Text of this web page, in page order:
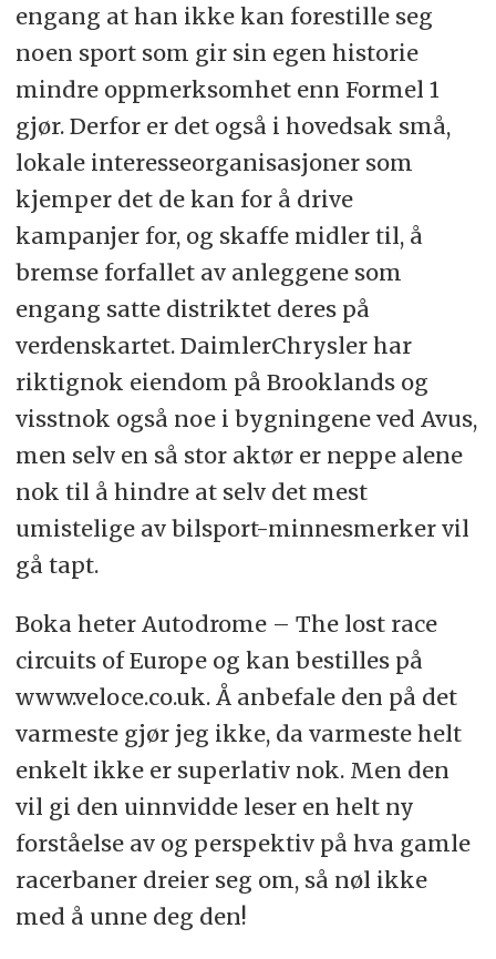
engang at han ikke kan forestille seg
noen sport som gir sin egen historie
mindre oppmerksomhet enn Formel 1
gjør. Derfor er det også i hovedsak små,
lokale interesseorganisasjoner som
kjemper det de kan for å drive
kampanjer for, og skaffe midler til, å
bremse forfallet av anleggene som
engang satte distriktet deres på
verdenskartet. DaimlerChrysler har
riktignok eiendom på Brooklands og
visstnok også noe i bygningene ved Avus,
men selv en så stor aktør er neppe alene
nok til å hindre at selv det mest
umistelige av bilsport-minnesmerker vil
gå tapt.
Boka heter Autodrome – The lost race
circuits of Europe og kan bestilles på
www.veloce.co.uk. Å anbefale den på det
varmeste gjør jeg ikke, da varmeste helt
enkelt ikke er superlativ nok. Men den
vil gi den uinnvidde leser en helt ny
forståelse av og perspektiv på hva gamle
racerbaner dreier seg om, så nøl ikke
med å unne deg den!